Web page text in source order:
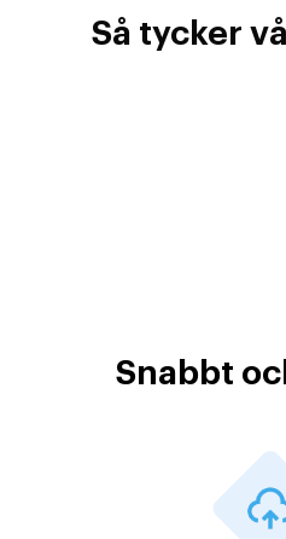
Så tycker
Snabbt